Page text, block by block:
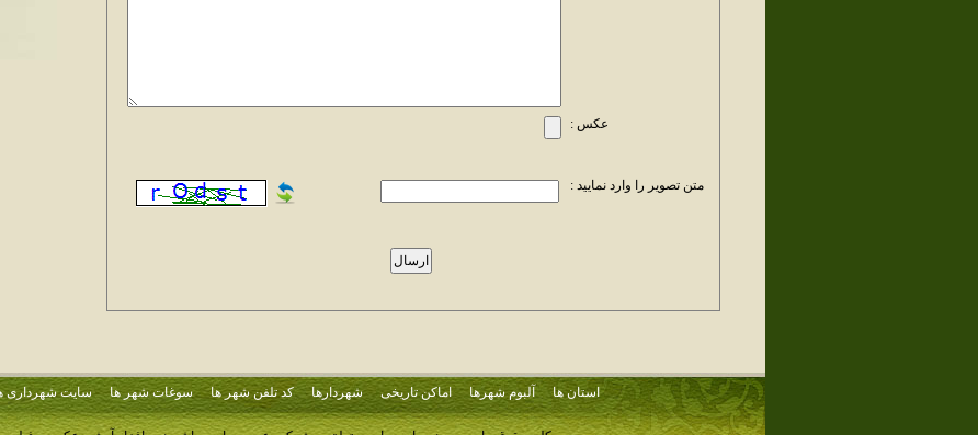
عکس :
متن تصویر را وارد نمایید :
استان ها آلبوم شهرها اماکن تاریخی شهردارها کد تلفن شهر ها سوغات شهر ها سایت شهرداری